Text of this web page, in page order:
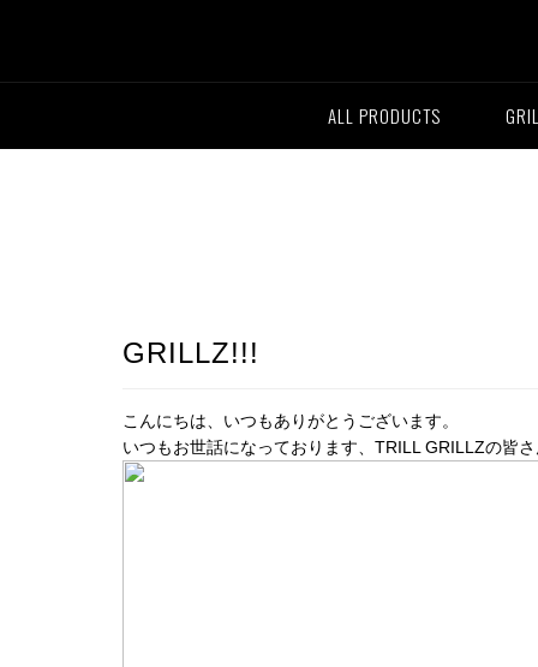
ALL PRODUCTS
GRILLZ!!!
こんにちは、いつもありがとうございます。
いつもお世話になっております、TRILL GRILLZの皆さ